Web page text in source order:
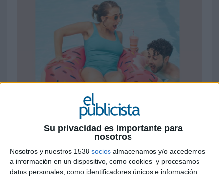
Su privacidad es importante para
nosotros
Nosotros y nuestros 1538 socios almacenamos y/o accedemos
a información en un dispositivo, como cookies, y procesamos
datos personales, como identificadores únicos e información
Ficha técnica 'Frozen es tu rollo'
Agencia: El Cuartel
Anunciante: Dunkin’